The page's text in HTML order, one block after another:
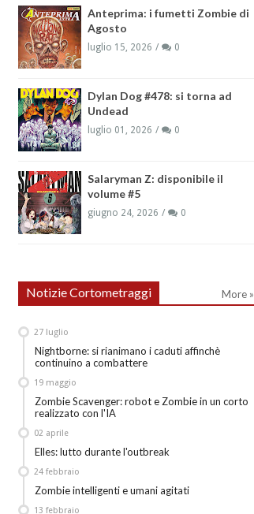
Anteprima: i fumetti Zombie di
Agosto
luglio 15, 2026 0
Dylan Dog #478: si torna ad
Undead
luglio 01, 2026 0
Salaryman Z: disponibile il
volume #5
giugno 24, 2026 0
Notizie Cortometraggi More »
Nightborne: si rianimano i caduti affinchè
continuino a combattere
27 luglio
Zombie Scavenger: robot e Zombie in un corto
realizzato con l'IA
19 maggio
Elles: lutto durante l'outbreak
02 aprile
Zombie intelligenti e umani agitati
24 febbraio
13 febbraio